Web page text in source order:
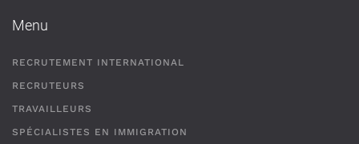
Menu
RECRUTEMENT INTERNATIONAL
RECRUTEURS
TRAVAILLEURS
SPÉCIALISTES EN IMMIGRATION